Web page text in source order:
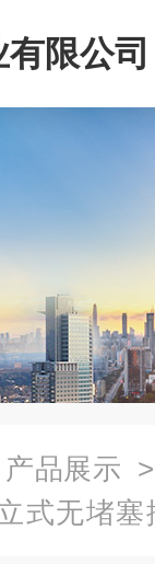
限公司
产品展示
式无堵塞